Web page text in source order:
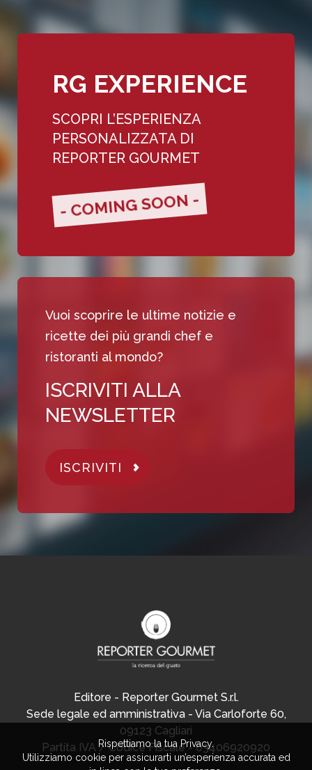
RG EXPERIENCE
SCOPRI L’ESPERIENZA
PERSONALIZZATA DI
REPORTER GOURMET
- COMING SOON -
Vuoi scoprire le ultime notizie e
ricette dei più grandi chef e
ristoranti al mondo?
ISCRIVITI ALLA
NEWSLETTER
ISCRIVITI
Editore - Reporter Gourmet S.r.l.
Sede legale ed amministrativa - Via Carloforte 60,
09123 Cagliari
Partita IVA / Codice Fiscale - 03406920920
Rispettiamo la tua Privacy.
Utilizziamo cookie per assicurarti un’esperienza accurata ed